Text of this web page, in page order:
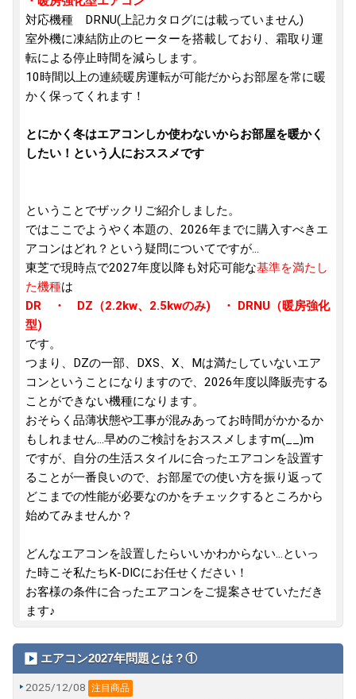
対応機種 DRNU(上記カタログには載っていません)
室外機に凍結防止のヒーターを搭載しており、霜取り運
転による停止時間を減らします。
10時間以上の連続暖房運転が可能だからお部屋を常に暖
かく保ってくれます！
とにかく冬はエアコンしか使わないからお部屋を暖かく
したい！という人におススメです
ということでザックリご紹介しました。
ではここでようやく本題の、2026年までに購入すべきエ
アコンはどれ？という疑問についてですが...
東芝で現時点で2027年度以降も対応可能な基準を満たし
た機種は
DR ・ DZ（2.2kw、2.5kwのみ) ・ DRNU（暖房強化
型)
です。
つまり、DZの一部、DXS、X、Mは満たしていないエア
コンということになりますので、2026年度以降販売する
ことができない機種になります。
おそらく品薄状態や工事が混みあってお時間がかかるか
もしれません...早めのご検討をおススメしますm(__)m
ですが、自分の生活スタイルに合ったエアコンを設置す
ることが一番良いので、お部屋での使い方を振り返って
どこまでの性能が必要なのかをチェックするところから
始めてみませんか？
どんなエアコンを設置したらいいかわからない...といっ
た時こそ私たちK-DICにお任せください！
お客様の条件に合ったエアコンをご提案させていただき
ます♪
エアコン2027年問題とは？①
2025/12/08 注目商品